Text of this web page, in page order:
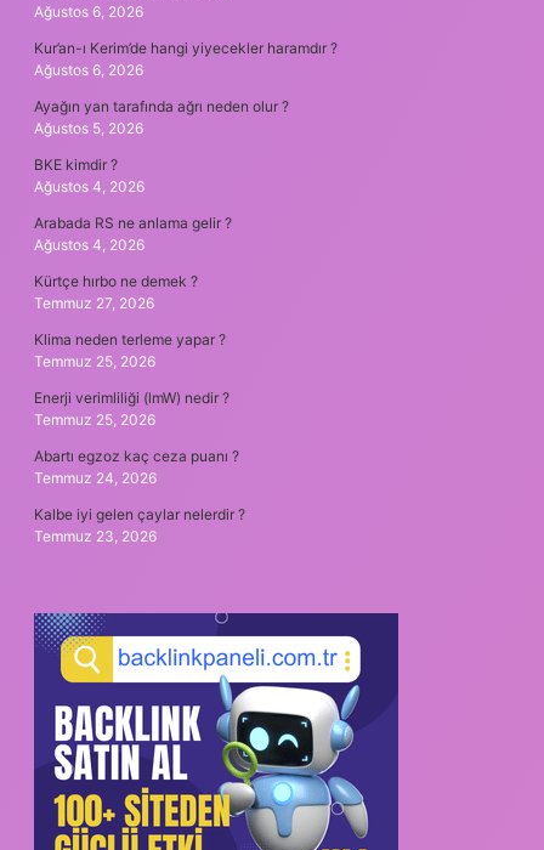
Ağustos 6, 2026
Kur’an-ı Kerim’de hangi yiyecekler haramdır ?
Ağustos 6, 2026
Ayağın yan tarafında ağrı neden olur ?
Ağustos 5, 2026
BKE kimdir ?
Ağustos 4, 2026
Arabada RS ne anlama gelir ?
Ağustos 4, 2026
Kürtçe hırbo ne demek ?
Temmuz 27, 2026
Klima neden terleme yapar ?
Temmuz 25, 2026
Enerji verimliliği (lmW) nedir ?
Temmuz 25, 2026
Abartı egzoz kaç ceza puanı ?
Temmuz 24, 2026
Kalbe iyi gelen çaylar nelerdir ?
Temmuz 23, 2026